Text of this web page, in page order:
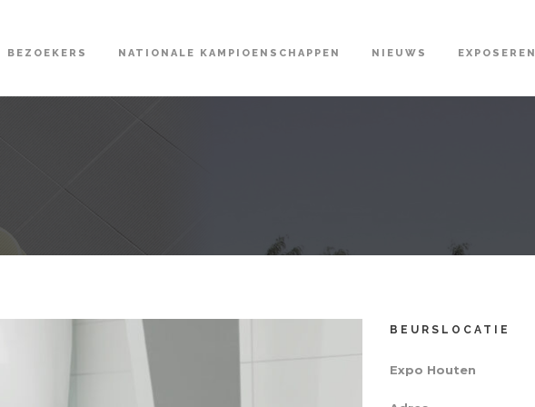
BEZOEKERS NATIONALE KAMPIOENSCHAPPEN NIEUWS EXPOSEREN
BEURSLOCATIE
Expo Houten